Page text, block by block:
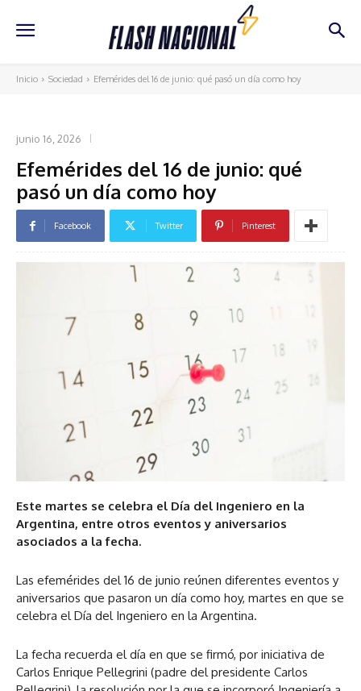
Inicio Sociedad Efemérides del 16 de junio: qué pasó un día como hoy
junio 16, 2026
Efemérides del 16 de junio: qué
pasó un día como hoy
Facebook Twitter Pinterest
Este martes se celebra el Día del Ingeniero en la
Argentina, entre otros eventos y aniversarios
asociados a la fecha.
Las efemérides del 16 de junio reúnen diferentes eventos y
aniversarios que pasaron un día como hoy, martes en que se
celebra el Día del Ingeniero en la Argentina.
La fecha recuerda el día en que se firmó, por iniciativa de
Carlos Enrique Pellegrini (padre del presidente Carlos